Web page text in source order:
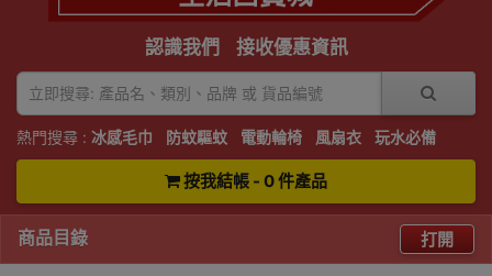
認識我們 接收優惠資訊
熱門搜尋 : 冰感毛巾 防蚊驅蚊 電動輪椅 風扇衣 玩水必備
按我結帳 - 0 件產品
商品目錄 打開